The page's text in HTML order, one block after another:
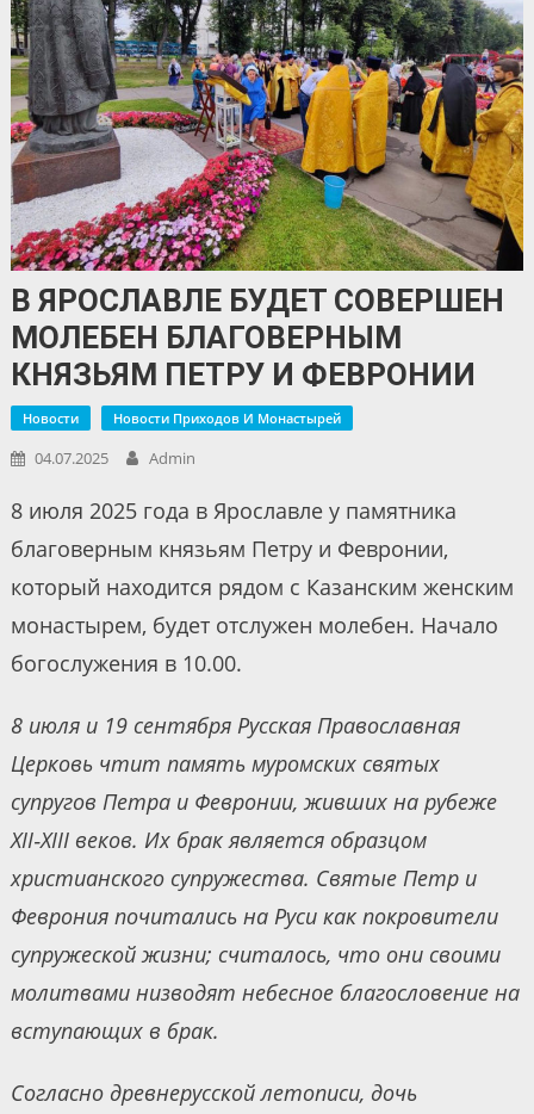
В ЯРОСЛАВЛЕ БУДЕТ СОВЕРШЕН
МОЛЕБЕН БЛАГОВЕРНЫМ
КНЯЗЬЯМ ПЕТРУ И ФЕВРОНИИ
Новости Новости Приходов И Монастырей
04.07.2025 Admin
8 июля 2025 года в Ярославле у памятника
благоверным князьям Петру и Февронии,
который находится рядом с Казанским женским
монастырем, будет отслужен молебен. Начало
богослужения в 10.00.
8 июля и 19 сентября Русская Православная
Церковь чтит память муромских святых
супругов Петра и Февронии, живших на рубеже
XII‑XIII веков. Их брак является образцом
христианского супружества. Святые Петр и
Феврония почитались на Руси как покровители
супружеской жизни; считалось, что они своими
молитвами низводят небесное благословение на
вступающих в брак.
Согласно древнерусской летописи, дочь